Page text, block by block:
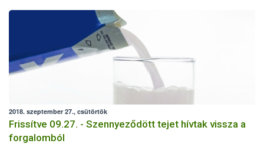
2018. szeptember 27., csütörtök
Frissítve 09.27. - Szennyeződött tejet hívtak vissza a
forgalomból